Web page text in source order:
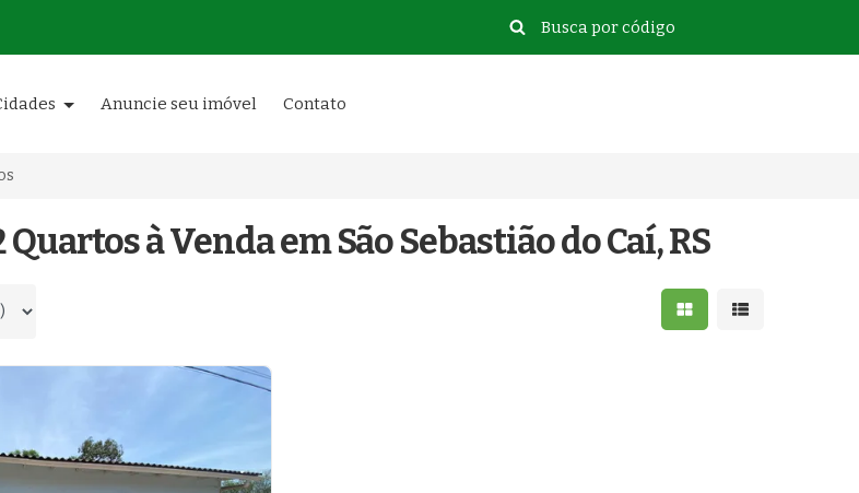
Anuncie seu imóvel Contato
Quartos à Venda em São Sebastião do Caí, RS
Mostrar resultados
Mostrar